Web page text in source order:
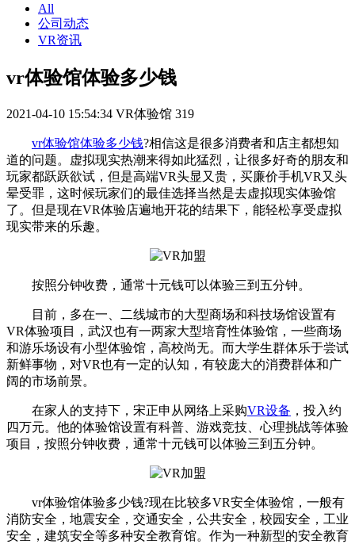
All
公司动态
VR资讯
vr体验馆体验多少钱
2021-04-10 15:54:34 VR体验馆 319
vr体验馆体验多少钱?相信这是很多消费者和店主都想知
道的问题。虚拟现实热潮来得如此猛烈，让很多好奇的朋友和
玩家都跃跃欲试，但是高端VR头显又贵，买廉价手机VR又头
晕受罪，这时候玩家们的最佳选择当然是去虚拟现实体验馆
了。但是现在VR体验店遍地开花的结果下，能轻松享受虚拟
现实带来的乐趣。
按照分钟收费，通常十元钱可以体验三到五分钟。
目前，多在一、二线城市的大型商场和科技场馆设置有
VR体验项目，武汉也有一两家大型培育性体验馆，一些商场
和游乐场设有小型体验馆，高校尚无。而大学生群体乐于尝试
新鲜事物，对VR也有一定的认知，有较庞大的消费群体和广
阔的市场前景。
在家人的支持下，宋正申从网络上采购VR设备 ，投入约
四万元。他的体验馆设置有科普、游戏竞技、心理挑战等体验
项目，按照分钟收费，通常十元钱可以体验三到五分钟。
vr体验馆体验多少钱?现在比较多VR安全体验馆，一般有
消防安全，地震安全，交通安全，公共安全，校园安全，工业
安全，建筑安全等多种安全教育馆。作为一种新型的安全教育